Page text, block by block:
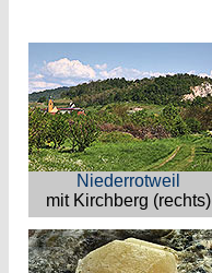
Niederrotweil
mit Kirchberg (rechts)